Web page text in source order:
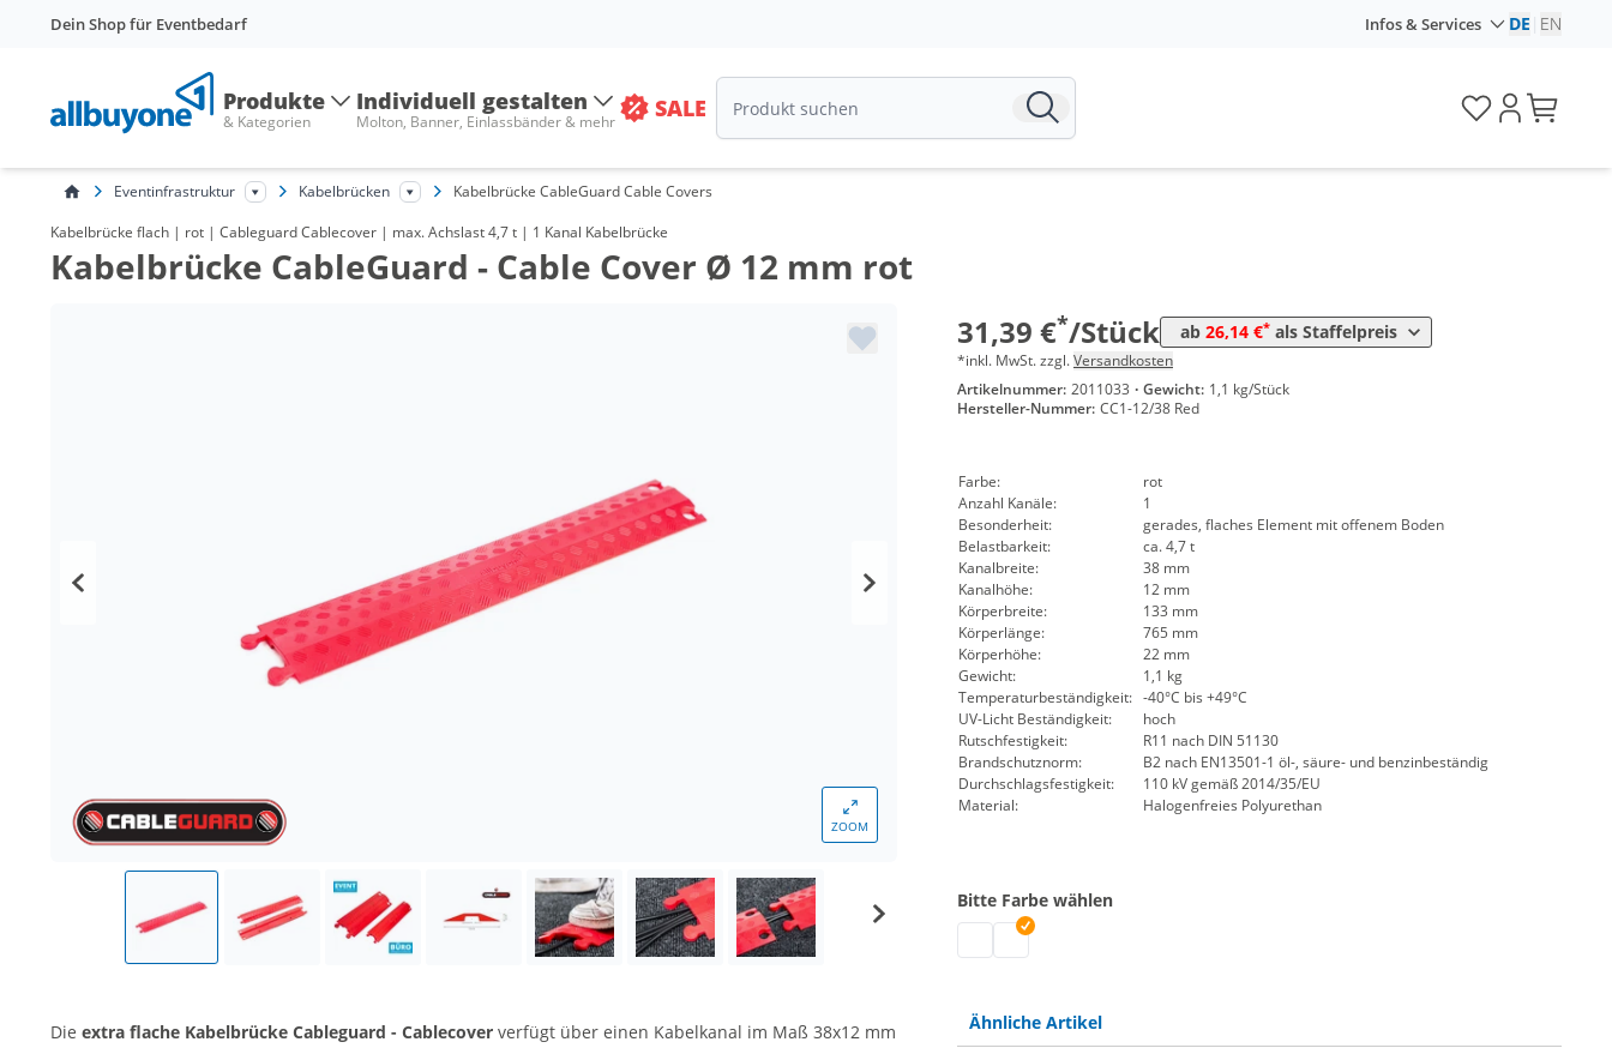
Dein Shop für Eventbedarf Infos & Services DE EN
Produkte
& Kategorien
Individuell gestalten
Molton, Banner, Einlassbänder & mehr SALE
Eventinfrastruktur Kabelbrücken Kabelbrücke CableGuard Cable Covers
Kabelbrücke flach | rot | Cableguard Cablecover | max. Achslast 4,7 t | 1 Kanal Kabelbrücke
Kabelbrücke CableGuard - Cable Cover Ø 12 mm rot
ZOOM
31,39 €*/Stück ab 26,14 €* als Staffelpreis
ab 50 Stück 26,14 €
*inkl. MwSt. zzgl.Versandkosten
Artikelnummer: 2011033 · Gewicht: 1,1 kg/Stück
Hersteller-Nummer: CC1-12/38 Red
Farbe:
rot
Anzahl Kanäle:
1
Besonderheit:
gerades, flaches Element mit offenem Boden
Belastbarkeit:
ca. 4,7 t
Kanalbreite:
38 mm
Kanalhöhe:
12 mm
Körperbreite:
133 mm
Körperlänge:
765 mm
Körperhöhe:
22 mm
Gewicht:
1,1 kg
Temperaturbeständigkeit: -40°C bis +49°C
UV-Licht Beständigkeit:
hoch
Rutschfestigkeit:
R11 nach DIN 51130
Brandschutznorm:
B2 nach EN13501-1 öl-, säure- und benzinbeständig
Durchschlagsfestigkeit:
110 kV gemäß 2014/35/EU
Material:
Halogenfreies Polyurethan
Bitte Farbe wählen
Kabelbrücke flach | schwarz
Kabelbrücke flach | rot
Die extra flache Kabelbrücke Cableguard - Cablecover verfügt über einen Kabelkanal im Maß 38x12 mm
Ähnliche Artikel